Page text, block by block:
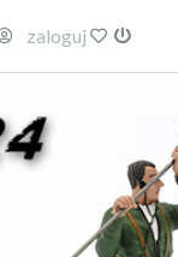
zaloguj